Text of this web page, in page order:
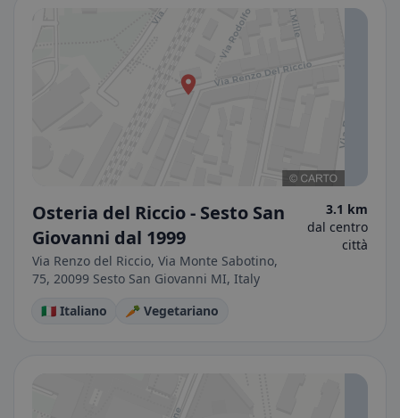
Osteria del Riccio - Sesto San
Giovanni dal 1999
Via Renzo del Riccio, Via Monte Sabotino,
75, 20099 Sesto San Giovanni MI, Italy
3.1 km
dal centro
città
🇮🇹 Italiano 🥕 Vegetariano